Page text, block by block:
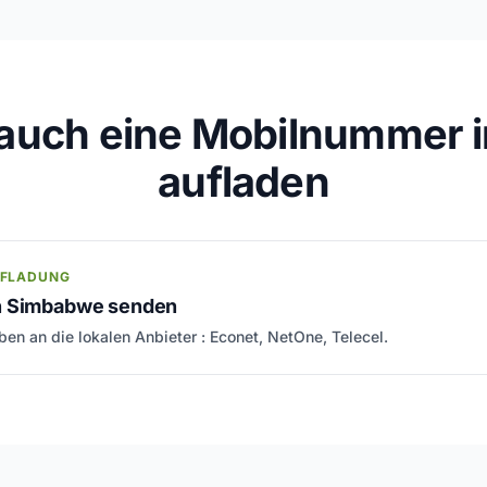
eine Mobilnummer
aufladen
Simbabwe senden
an die lokalen Anbieter : Econet, NetOne, Telecel.